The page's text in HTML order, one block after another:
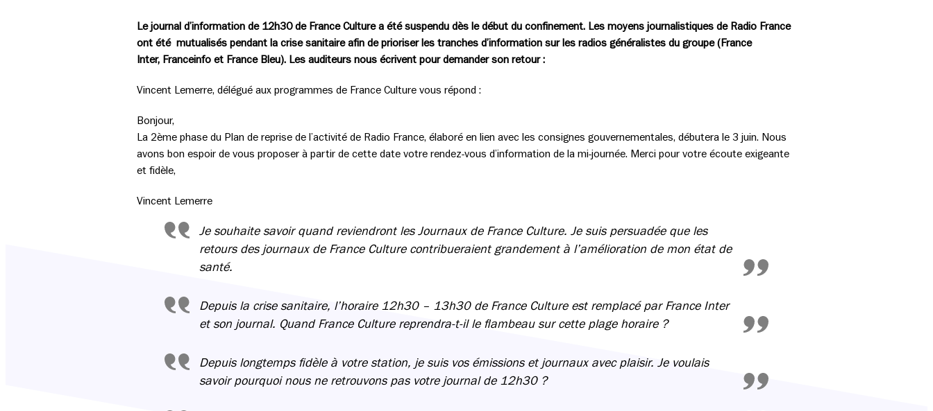
Le journal d’information de 12h30 de France Culture a été suspendu dès le début du confinement. Les moyens journalistiques de Radio France
ont été mutualisés pendant la crise sanitaire afin de prioriser les tranches d’information sur les radios généralistes du groupe (France
Inter, Franceinfo et France Bleu). Les auditeurs nous écrivent pour demander son retour :
Vincent Lemerre, délégué aux programmes de France Culture vous répond :
Bonjour,
La 2ème phase du Plan de reprise de l’activité de Radio France, élaboré en lien avec les consignes gouvernementales, débutera le 3 juin. Nous
avons bon espoir de vous proposer à partir de cette date votre rendez-vous d’information de la mi-journée. Merci pour votre écoute exigeante
et fidèle,
Vincent Lemerre
Je souhaite savoir quand reviendront les Journaux de France Culture. Je suis persuadée que les
retours des journaux de France Culture contribueraient grandement à l’amélioration de mon état de
santé.
Depuis la crise sanitaire, l’horaire 12h30 – 13h30 de France Culture est remplacé par France Inter
et son journal. Quand France Culture reprendra-t-il le flambeau sur cette plage horaire ?
Depuis longtemps fidèle à votre station, je suis vos émissions et journaux avec plaisir. Je voulais
savoir pourquoi nous ne retrouvons pas votre journal de 12h30 ?